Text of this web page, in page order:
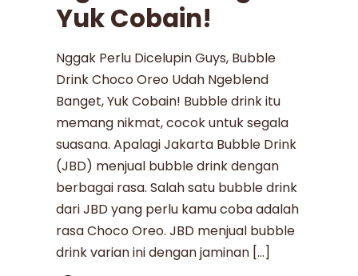
Yuk Cobain!
Nggak Perlu Dicelupin Guys, Bubble
Drink Choco Oreo Udah Ngeblend
Banget, Yuk Cobain! Bubble drink itu
memang nikmat, cocok untuk segala
suasana. Apalagi Jakarta Bubble Drink
(JBD) menjual bubble drink dengan
berbagai rasa. Salah satu bubble drink
dari JBD yang perlu kamu coba adalah
rasa Choco Oreo. JBD menjual bubble
drink varian ini dengan jaminan […]